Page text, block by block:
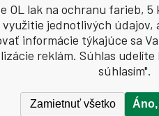
OL lak na ochranu farieb,
jednotlivých údajov,
informácie týkajúce sa
reklám. Súhlas
súhlasím".
Zamietnuť všetko